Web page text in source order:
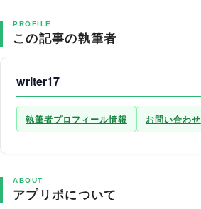
PROFILE
この記事の執筆者
writer17
執筆者プロフィール情報 お問い合わせ
ABOUT
アプリポについて